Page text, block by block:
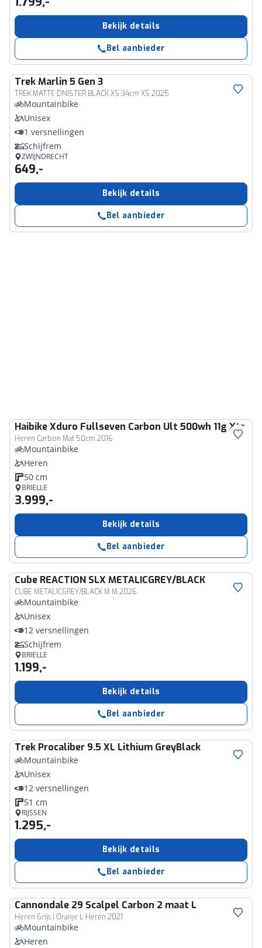
Bekijk details
Bel aanbieder
TrekMarlin 5 Gen 3
TREK MATTE DNISTER BLACK XS 34cm XS 2025
Mountainbike
Unisex
1 versnellingen
Schijfrem
ZWIJNDRECHT
649,-
Bekijk details
Bel aanbieder
HaibikeXduro Fullseven Carbon Ult 500wh 11g Xtr
Heren Carbon Mat 50cm 2016
Mountainbike
Heren
50 cm
BRIELLE
3.999,-
Bekijk details
Bel aanbieder
Cube REACTION SLX METALICGREY/BLACK
CUBE METALICGREY/BLACK M M 2026
Mountainbike
Unisex
12 versnellingen
Schijfrem
BRIELLE
1.199,-
Bekijk details
Bel aanbieder
Trek Procaliber 9.5 XL Lithium GreyBlack
Mountainbike
Unisex
12 versnellingen
51 cm
RIJSSEN
1.295,-
Bekijk details
Bel aanbieder
Cannondale 29 Scalpel Carbon 2 maat L
Heren Grijs | Oranje L Heren 2021
Mountainbike
Heren